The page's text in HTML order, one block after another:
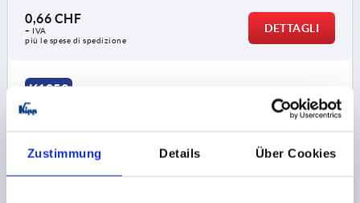
Zustimmung Details Über Cookies
0,66 CHF
+ IVA
più le spese di spedizione
DETTAGLI
K1053